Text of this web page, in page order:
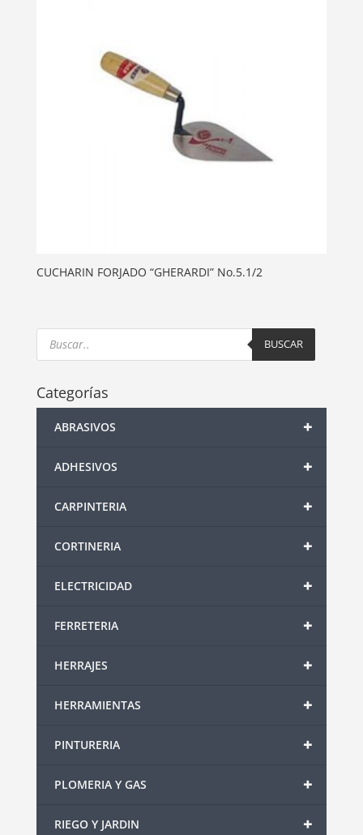
CUCHARIN FORJADO “GHERARDI” No.5.1/2
Products
search BUSCAR
Categorías
+
ABRASIVOS
+
ADHESIVOS
+
CARPINTERIA
+
CORTINERIA
+
ELECTRICIDAD
+
FERRETERIA
+
HERRAJES
+
HERRAMIENTAS
+
PINTURERIA
+
PLOMERIA Y GAS
+
RIEGO Y JARDIN